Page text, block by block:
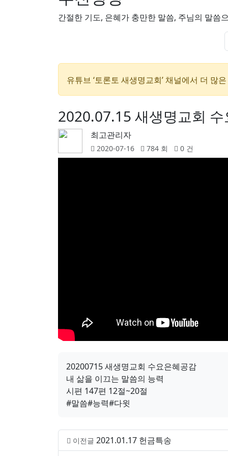
간절한 기도, 은혜가 충만한 말씀, 주님의 말씀
유튜브 ‘토론토 새생명교회’ 채널에서 더 많
2020.07.15 새생명교회
최고관리자
2020-07-16 784 회 0 건
20200715 새생명교회 수요은혜공감
내 삶을 이끄는 말씀의 능력
시편 147편 12절~20절
#말씀#능력#다윗
이전글 2021.01.17 헌금특송